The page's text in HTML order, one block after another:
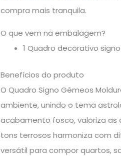
compra mais tranquila.
O que vem na embalagem?
1 Quadro decorativo
Benefícios do produto
O Quadro Signo Gêmeos
ambiente, unindo o tema
acabamento fosco, valoriza as
tons terrosos harmoniza com
versátil para compor quartos,